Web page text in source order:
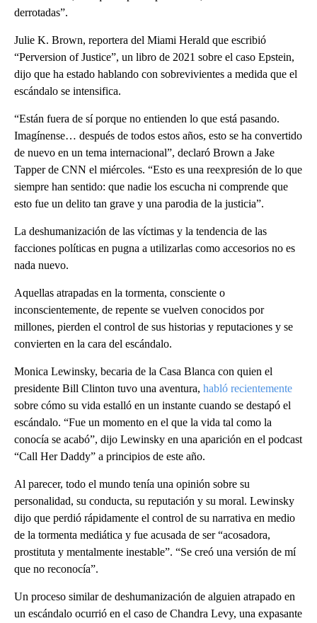
derrotadas”.
Julie K. Brown, reportera del Miami Herald que escribió
“Perversion of Justice”, un libro de 2021 sobre el caso Epstein,
dijo que ha estado hablando con sobrevivientes a medida que el
escándalo se intensifica.
“Están fuera de sí porque no entienden lo que está pasando.
Imagínense… después de todos estos años, esto se ha convertido
de nuevo en un tema internacional”, declaró Brown a Jake
Tapper de CNN el miércoles. “Esto es una reexpresión de lo que
siempre han sentido: que nadie los escucha ni comprende que
esto fue un delito tan grave y una parodia de la justicia”.
La deshumanización de las víctimas y la tendencia de las
facciones políticas en pugna a utilizarlas como accesorios no es
nada nuevo.
Aquellas atrapadas en la tormenta, consciente o
inconscientemente, de repente se vuelven conocidos por
millones, pierden el control de sus historias y reputaciones y se
convierten en la cara del escándalo.
Monica Lewinsky, becaria de la Casa Blanca con quien el
presidente Bill Clinton tuvo una aventura, habló recientemente
sobre cómo su vida estalló en un instante cuando se destapó el
escándalo. “Fue un momento en el que la vida tal como la
conocía se acabó”, dijo Lewinsky en una aparición en el podcast
“Call Her Daddy” a principios de este año.
Al parecer, todo el mundo tenía una opinión sobre su
personalidad, su conducta, su reputación y su moral. Lewinsky
dijo que perdió rápidamente el control de su narrativa en medio
de la tormenta mediática y fue acusada de ser “acosadora,
prostituta y mentalmente inestable”. “Se creó una versión de mí
que no reconocía”.
Un proceso similar de deshumanización de alguien atrapado en
un escándalo ocurrió en el caso de Chandra Levy, una expasante